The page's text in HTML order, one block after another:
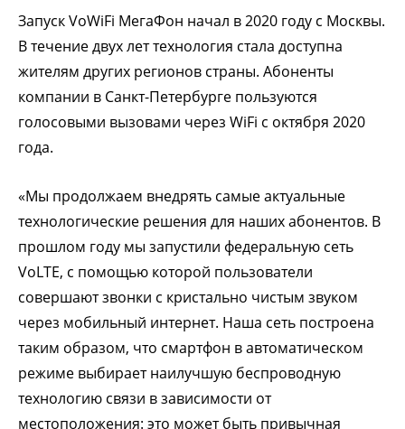
Запуск VoWiFi МегаФон начал в 2020 году с Москвы.
В течение двух лет технология стала доступна
жителям других регионов страны. Абоненты
компании в Санкт-Петербурге пользуются
голосовыми вызовами через WiFi c октября 2020
года.
«Мы продолжаем внедрять самые актуальные
технологические решения для наших абонентов. В
прошлом году мы запустили федеральную сеть
VoLTE, c помощью которой пользователи
совершают звонки с кристально чистым звуком
через мобильный интернет. Наша сеть построена
таким образом, что смартфон в автоматическом
режиме выбирает наилучшую беспроводную
технологию связи в зависимости от
местоположения: это может быть привычная